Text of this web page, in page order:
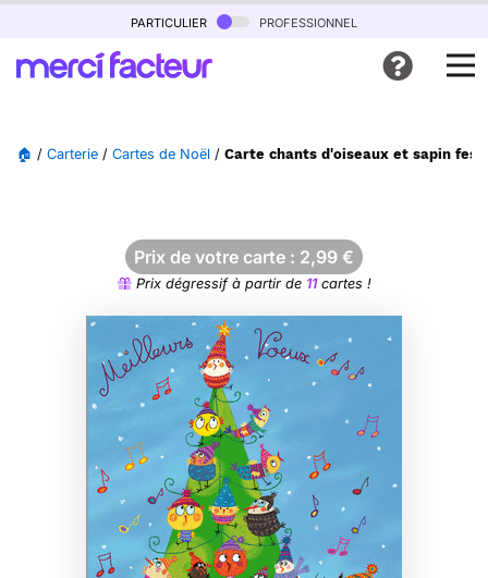
particulier professionnel
🏠 / Carterie / Cartes de Noël / Carte chants d'oiseaux et sapin
Prix de votre carte : 2,99 €
Prix dégressif à partir de 11cartes !